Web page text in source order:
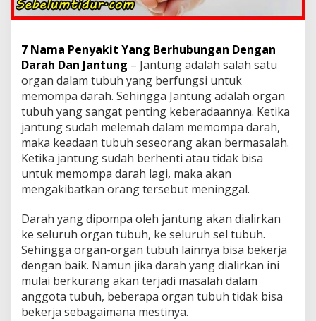
h
u
u
a
n
D
e
n
g
a
n
D
a
a
h
D
a
J
a
n
7 Nama Penyakit Yang Berhubungan Dengan
Darah Dan Jantung – Jantung adalah salah satu
organ dalam tubuh yang berfungsi untuk
memompa darah. Sehingga Jantung adalah organ
tubuh yang sangat penting keberadaannya. Ketika
jantung sudah melemah dalam memompa darah,
maka keadaan tubuh seseorang akan bermasalah.
Ketika jantung sudah berhenti atau tidak bisa
untuk memompa darah lagi, maka akan
mengakibatkan orang tersebut meninggal.
Darah yang dipompa oleh jantung akan dialirkan
ke seluruh organ tubuh, ke seluruh sel tubuh.
Sehingga organ-organ tubuh lainnya bisa bekerja
dengan baik. Namun jika darah yang dialirkan ini
mulai berkurang akan terjadi masalah dalam
anggota tubuh, beberapa organ tubuh tidak bisa
bekerja sebagaimana mestinya.